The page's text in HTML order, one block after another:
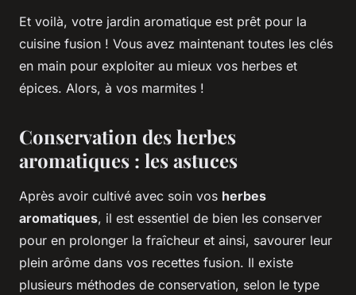
Et voilà, votre jardin aromatique est prêt pour la
cuisine fusion ! Vous avez maintenant toutes les clés
en main pour exploiter au mieux vos herbes et
épices. Alors, à vos marmites !
Conservation des herbes
aromatiques : les astuces
Après avoir cultivé avec soin vos herbes
aromatiques, il est essentiel de bien les conserver
pour en prolonger la fraîcheur et ainsi, savourer leur
plein arôme dans vos recettes fusion. Il existe
plusieurs méthodes de conservation, selon le type